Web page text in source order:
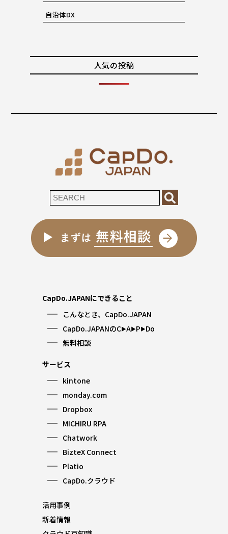
自治体DX
人気の投稿
CapDo.JAPANにできること
こんなとき、CapDo.JAPAN
CapDo.JAPANのC▶︎A▶︎P▶︎Do
無料相談
サービス
kintone
monday.com
Dropbox
MICHIRU RPA
Chatwork
BizteX Connect
Platio
CapDo.クラウド
活用事例
新着情報